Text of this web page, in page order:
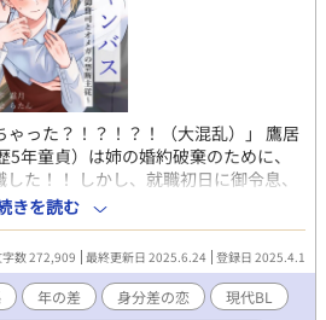
ゃった？！？！？！（大混乱）」 鷹居
年童貞）は姉の婚約破棄のために、
た！！ しかし、就職初日に御令息、
され、驚きのあまり、綾明に対して
いてしまう！！ 失礼な態度ばかり取
』と称して、屋敷から水都を追い出し
めての職場をクビに？！？！ 追い出し
ンデレ御令息？！ 目が覚めると、い
きを読む
数 272,909 最終更新日 2025.6.24 登録日 2025.4.1
年の差 身分差の恋
現代BL